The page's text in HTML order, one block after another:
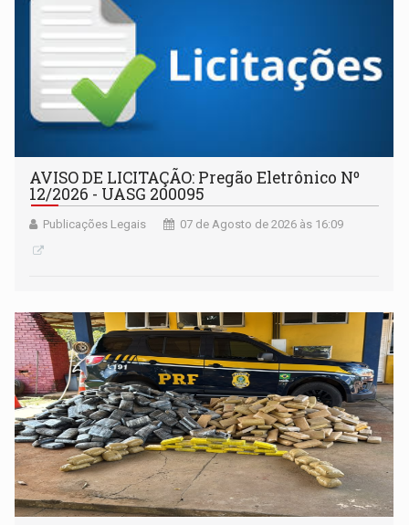
AVISO DE LICITAÇÃO: Pregão Eletrônico Nº
12/2026 - UASG 200095
Publicações Legais 07 de Agosto de 2026 às 16:09